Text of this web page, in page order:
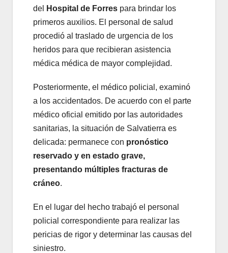
del
Hospital de Forres para brindar los
primeros auxilios. El personal de salud
procedió al traslado de urgencia de los
heridos para que recibieran asistencia
médica médica de mayor complejidad.
Posteriormente, el médico policial, examinó
a los accidentados. De acuerdo con el parte
médico oficial emitido por las autoridades
sanitarias, la situación de Salvatierra es
delicada: permanece con pronóstico
reservado y en estado grave,
presentando múltiples fracturas de
cráneo.
En el lugar del hecho trabajó el personal
policial correspondiente para realizar las
pericias de rigor y determinar las causas del
siniestro.